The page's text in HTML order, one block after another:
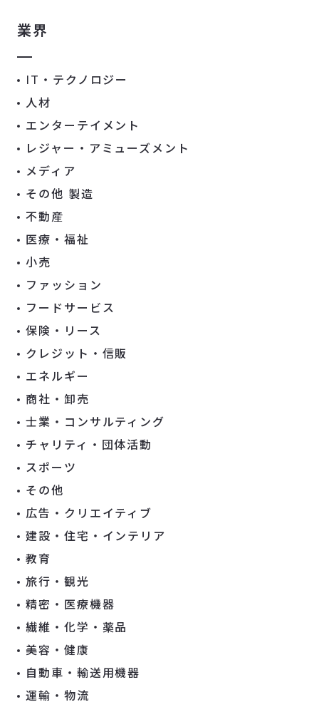
業界
IT・テクノロジー
人材
エンターテイメント
レジャー・アミューズメント
メディア
その他 製造
不動産
医療・福祉
小売
ファッション
フードサービス
保険・リース
クレジット・信販
エネルギー
商社・卸売
士業・コンサルティング
チャリティ・団体活動
スポーツ
その他
広告・クリエイティブ
建設・住宅・インテリア
教育
旅行・観光
精密・医療機器
繊維・化学・薬品
美容・健康
自動車・輸送用機器
運輸・物流